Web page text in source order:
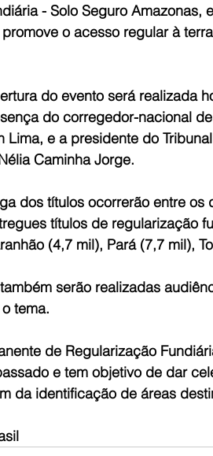
- Solo Seguro Amazonas,
o acesso regular à
do evento será realizada
do corregedor-nacional
Lima, e a presidente do
Caminha Jorge.
dos títulos ocorrerão entre os
títulos de regularização
(4,7 mil), Pará (7,7 mil),
serão realizadas
tema.
de Regularização
e tem objetivo de dar
da identificação de áreas